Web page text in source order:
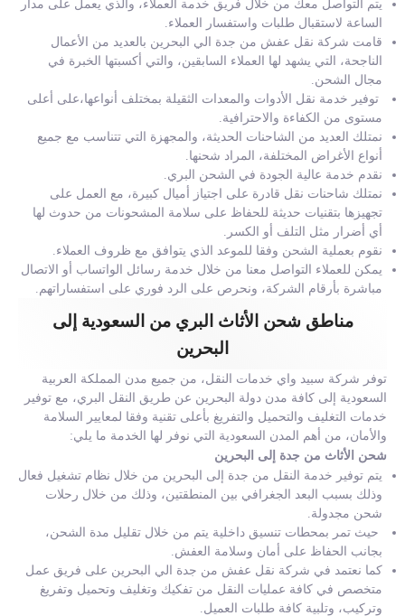
يتم التواصل معك من خلال فريق خدمة العملاء، والذي يعمل على مدار
الساعة لاستقبال طلبات واستفسار العملاء.
قامت شركة نقل عفش من جدة الي البحرين بالعديد من الأعمال
الناجحة، التي يشهد لها العملاء السابقين، والتي أكسبتها الخبرة في
مجال الشحن.
توفير خدمة نقل الأدوات والمعدات الثقيلة بمختلف أنواعها،على أعلى
مستوى من الكفاءة والاحترافية.
نمتلك العديد من الشاحنات الحديثة، والمجهزة التي تتناسب مع جميع
أنواع الأغراض المختلفة، المراد شحنها.
نقدم خدمة عالية الجودة في الشحن البري.
نمتلك شاحنات نقل قادرة على اجتياز أميال كبيرة، مع العمل على
تجهيزها بتقنيات حديثة للحفاظ على سلامة المشحونات من حدوث لها
أي أضرار مثل التلف أو الكسر.
نقوم بعملية الشحن وفقا للموعد الذي يتوافق مع ظروف العملاء.
يمكن للعملاء التواصل معنا من خلال خدمة رسائل الواتساب أو الاتصال
مباشرة بأرقام الشركة، ونحرص على الرد فوري على استفساراتهم.
مناطق شحن الأثاث البري من السعودية إلى
البحرين
توفر شركة سبيد واي خدمات النقل، من جميع مدن المملكة العربية
السعودية إلى كافة مدن دولة البحرين عن طريق النقل البري، مع توفير
خدمات التغليف والتحميل والتفريغ بأعلى تقنية وفقا لمعايير السلامة
والأمان، من أهم المدن السعودية التي نوفر لها الخدمة ما يلي:
شحن الأثاث من جدة إلى البحرين
يتم توفير خدمة النقل من جدة إلى البحرين من خلال نظام تشغيل فعال
وذلك بسبب البعد الجغرافي بين المنطقتين، وذلك من خلال رحلات
شحن مجدولة.
حيث تمر بمحطات تنسيق داخلية يتم من خلال تقليل مدة الشحن،
بجانب الحفاظ على أمان وسلامة العفش.
كما نعتمد في شركة نقل عفش من جدة الي البحرين على فريق عمل
متخصص في كافة عمليات النقل من تفكيك وتغليف وتحميل وتفريغ
وتركيب، وتلبية كافة طلبات العميل.